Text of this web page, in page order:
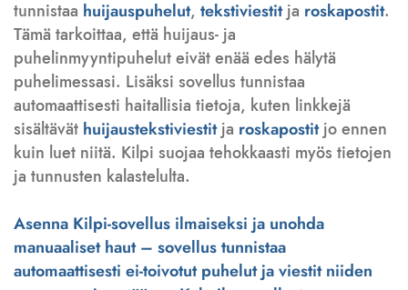
tunnistaa huijauspuhelut, tekstiviestitja roskapostit.
Tämä tarkoittaa, että huijaus- ja
puhelinmyyntipuhelut eivät enää edes hälytä
puhelimessasi. Lisäksi sovellus tunnistaa
automaattisesti haitallisia tietoja, kuten linkkejä
sisältävät huijaustekstiviestitja roskapostitjo ennen
kuin luet niitä. Kilpi suojaa tehokkaasti myös tietojen
ja tunnusten kalastelulta.
Asenna Kilpi-sovellus ilmaiseksi ja unohda
manuaaliset haut – sovellus tunnistaa
automaattisesti ei-toivotut puhelut ja viestit niiden